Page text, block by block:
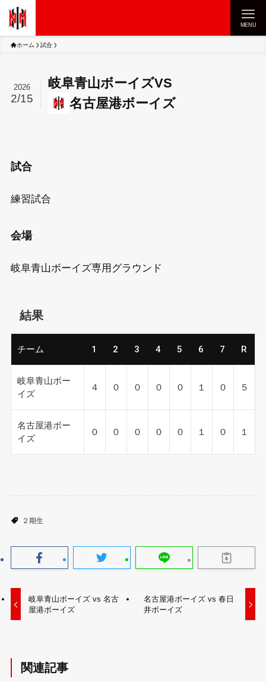
MENU
ホーム 試合
岐阜青山ボーイズVS
名古屋港ボーイズ
2026
2/15
試合
練習試合
会場
岐阜青山ボーイズ専用グラウンド
結果
チーム 1 2 3 4 5 6 7 R
岐阜青山ボー
イズ
４ ０ ０ ０ ０ １ ０ ５
名古屋港ボー
イズ
０ ０ ０ ０ ０ １ ０ １
２期生
岐阜青山ボーイズ vs 名古
屋港ボーイズ
名古屋港ボーイズ vs 春日
井ボーイズ
関連記事